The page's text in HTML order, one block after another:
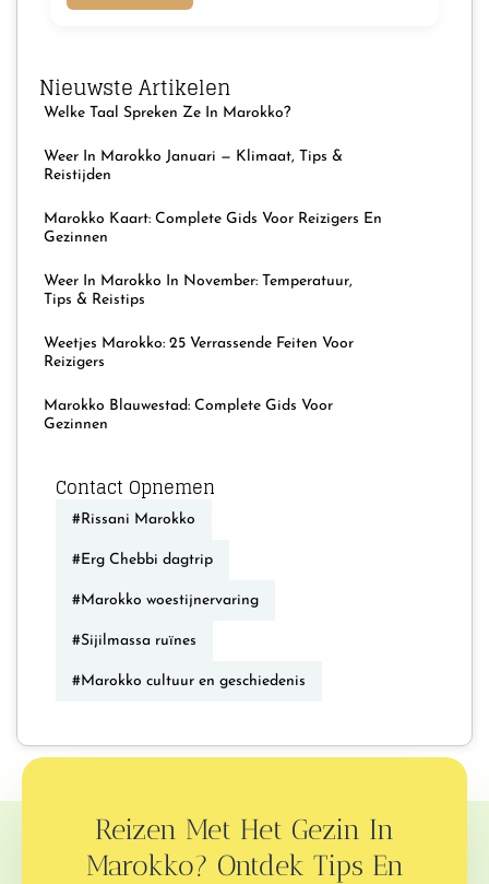
Nieuwste Artikelen
Welke Taal Spreken Ze In Marokko?
Weer In Marokko Januari — Klimaat, Tips &
Reistijden
Marokko Kaart: Complete Gids Voor Reizigers En
Gezinnen
Weer In Marokko In November: Temperatuur,
Tips & Reistips
Weetjes Marokko: 25 Verrassende Feiten Voor
Reizigers
Marokko Blauwestad: Complete Gids Voor
Gezinnen
Contact Opnemen
#Rissani Marokko
#Erg Chebbi dagtrip
#Marokko woestijnervaring
#Sijilmassa ruïnes
#Marokko cultuur en geschiedenis
Reizen Met Het Gezin In
Marokko? Ontdek Tips En